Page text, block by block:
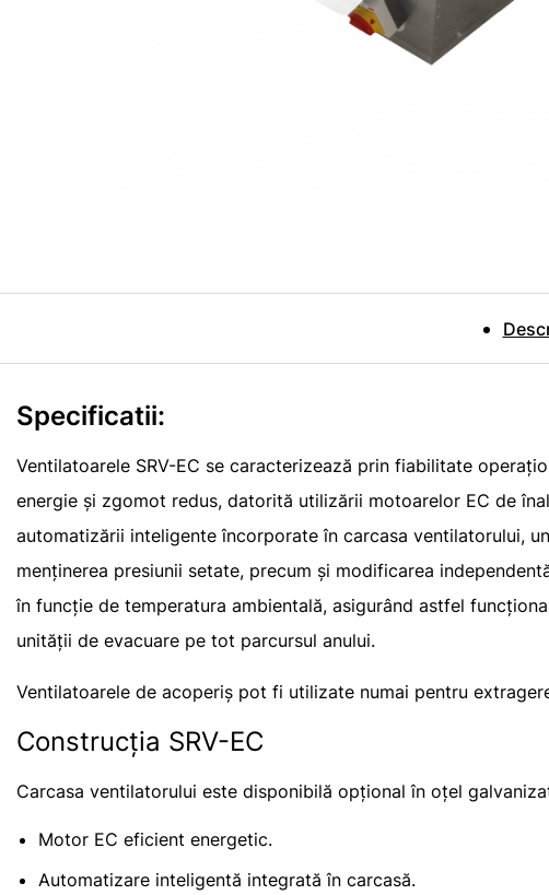
Specificatii:
Ventilatoarele SRV-EC se caracterizează prin fiabilitate
energie și zgomot redus, datorită utilizării motoarelor EC de
automatizării inteligente încorporate în carcasa ventilatorului,
menținerea presiunii setate, precum și modificarea
în funcție de temperatura ambientală, asigurând astfel
unității de evacuare pe tot parcursul anului.
Ventilatoarele de acoperiș pot fi utilizate numai pentru
Construcția SRV-EC
Carcasa ventilatorului este disponibilă opțional în oțel
Motor EC eficient energetic.
Automatizare inteligentă integrată în carcasă.